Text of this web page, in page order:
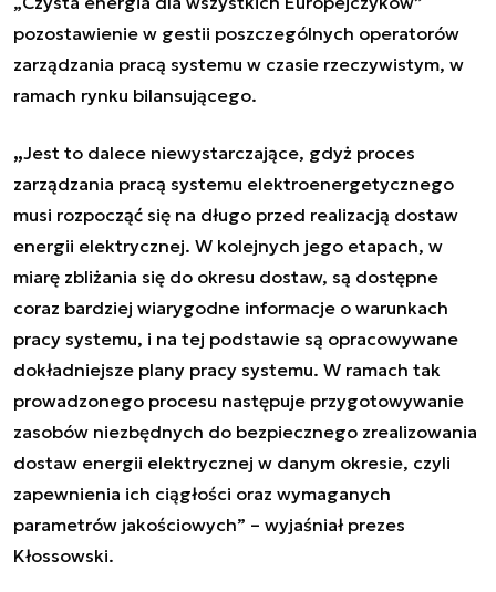
pozostawienie w gestii poszczególnych operatorów
zarządzania pracą systemu w czasie rzeczywistym, w
ramach rynku bilansującego.
„Jest to dalece niewystarczające, gdyż proces
zarządzania pracą systemu elektroenergetycznego
musi rozpocząć się na długo przed realizacją dostaw
energii elektrycznej. W kolejnych jego etapach, w
miarę zbliżania się do okresu dostaw, są dostępne
coraz bardziej wiarygodne informacje o warunkach
pracy systemu, i na tej podstawie są opracowywane
dokładniejsze plany pracy systemu. W ramach tak
prowadzonego procesu następuje przygotowywanie
zasobów niezbędnych do bezpiecznego zrealizowania
dostaw energii elektrycznej w danym okresie, czyli
zapewnienia ich ciągłości oraz wymaganych
parametrów jakościowych” – wyjaśniał prezes
Kłossowski.